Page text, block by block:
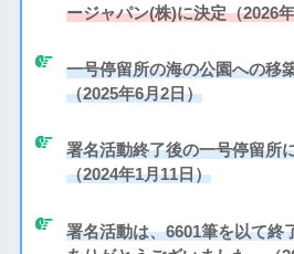
ージャパン(株)に決定（2026
一号停留所の海の公園への移
（2025年6月2日）
署名活動終了後の一号停留所
（2024年1月11日）
署名活動は、6601筆を以て終